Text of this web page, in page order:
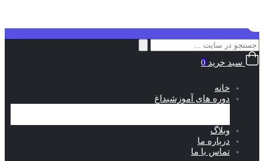
جستجو
برای:
سبد خرید 0
خانه
دوره های آموزشیداغ
وبلاگ
درباره ما
تماس با ما